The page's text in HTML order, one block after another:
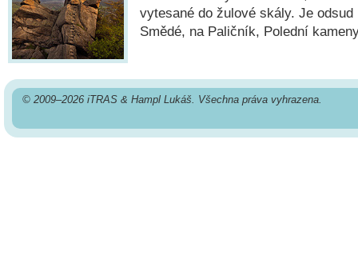
vytesané do žulové skály. Je
Smědé, na Paličník, Polední
© 2009–2026 iTRAS & Hampl Lukáš. Všechna práva vyhrazena.